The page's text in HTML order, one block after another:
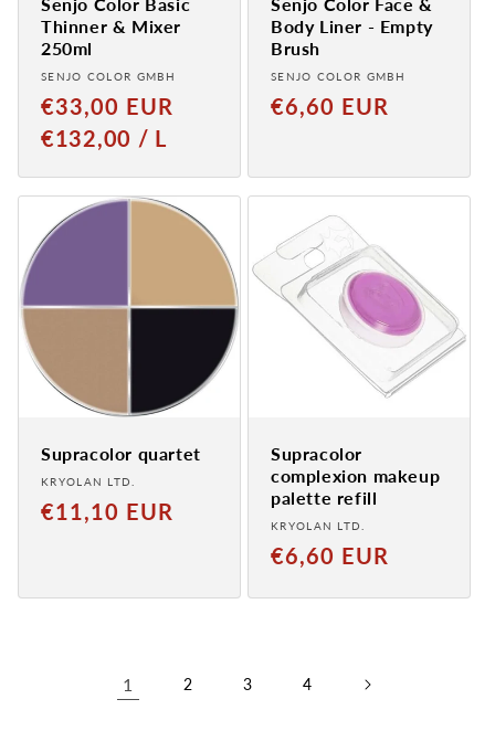
Thinner & Mixer
250ml
Provider:
SENJO COLOR GMBH
Normal
price
€33,00 EUR
GRUNDPREIS
€132,00 / PRO
L
Body Liner - Empty
Brush
Provider:
SENJO COLOR GMBH
Normaler
€6,60 EUR
Supracolor quartet
Provider:
KRYOLAN LTD.
Normaler
€11,10 EUR
Supracolor
complexion makeup
palette refill
Provider:
KRYOLAN LTD.
Normaler
€6,60 EUR
1 2 3 4